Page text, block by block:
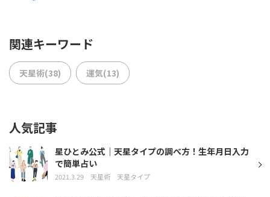
関連キーワード
天星術(38) 運気(13)
人気記事
星ひとみ公式｜天星タイプの調べ方！生年月日入力
で簡単占い
2021.3.29 天星術 天星タイプ